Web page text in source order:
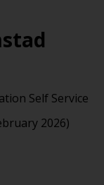
Self Service
2026)